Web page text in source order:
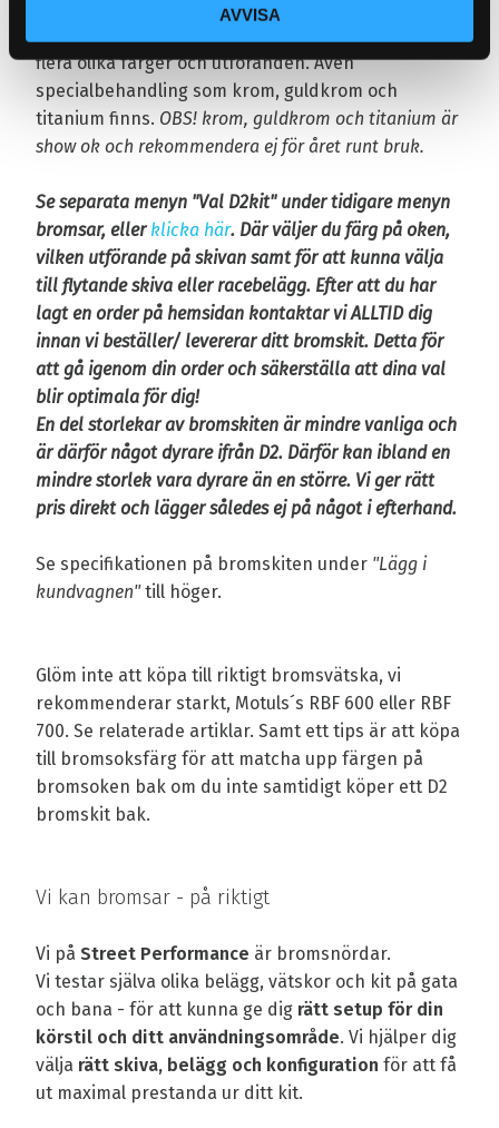
AVVISA
Bromsoken kommer kostnadsfritt lackade i lila,
flera olika färger och utföranden. Även
specialbehandling som krom, guldkrom och
titanium finns. OBS! krom, guldkrom och titanium är
show ok och rekommendera ej för året runt bruk.
Se separata menyn "Val D2kit" under tidigare menyn
bromsar, ellerklicka här. Där väljer du färg på oken,
vilken utförande på skivan samt för att kunna välja
till flytande skiva eller racebelägg. Efter att du har
lagt en order på hemsidan kontaktar vi ALLTID dig
innan vi beställer/ levererar ditt bromskit. Detta för
att gå igenom din order och säkerställa att dina val
blir optimala för dig!
En del storlekar av bromskiten är mindre vanliga och
är därför någotdyrare ifrån D2. Därför kan ibland en
mindre storlek vara dyrare än en större. Vi ger rätt
pris direkt och lägger således ej på något i efterhand.
Se specifikationen på bromskiten under "Lägg i
kundvagnen"till höger.
Glöm inte att köpa till riktigt bromsvätska, vi
rekommenderar starkt, Motuls´s RBF 600 eller RBF
700. Se relaterade artiklar. Samt ett tips är att köpa
till bromsoksfärg för att matcha upp färgen på
bromsoken bak om du inte samtidigt köper ett D2
bromskit bak.
Vi kan bromsar - på riktigt
Vi på Street Performance är bromsnördar.
Vi testar själva olika belägg, vätskor och kit på gata
och bana - för att kunna ge dig rätt setup för din
körstil och ditt användningsområde. Vi hjälper dig
välja rätt skiva, belägg och konfiguration för att få
ut maximal prestanda ur ditt kit.